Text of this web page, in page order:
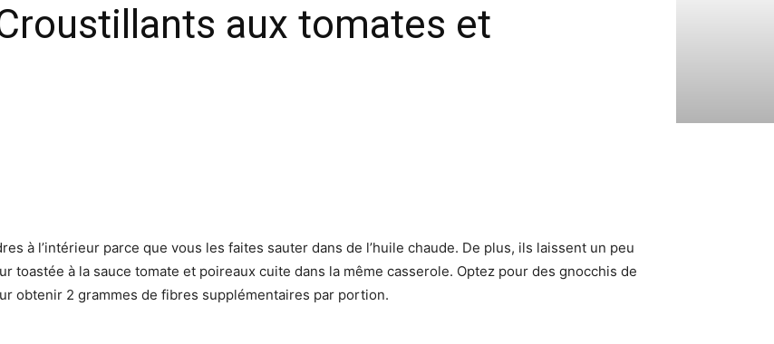
aux tomates et
à l’intérieur parce que vous les faites sauter dans de l’huile chaude. De plus, ils laissent un peu
toastée à la sauce tomate et poireaux cuite dans la même casserole. Optez pour des gnocchis de
obtenir 2 grammes de fibres supplémentaires par portion.